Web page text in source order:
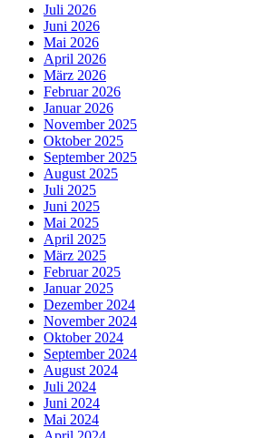
Juli 2026
Juni 2026
Mai 2026
April 2026
März 2026
Februar 2026
Januar 2026
November 2025
Oktober 2025
September 2025
August 2025
Juli 2025
Juni 2025
Mai 2025
April 2025
März 2025
Februar 2025
Januar 2025
Dezember 2024
November 2024
Oktober 2024
September 2024
August 2024
Juli 2024
Juni 2024
Mai 2024